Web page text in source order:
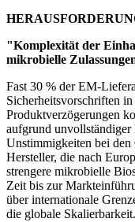
"Komplexität der
mikrobielle
Fast 30 % der EM-
Sicherheitsvorschriften
Produktverzögerungen
aufgrund
Unstimmigkeiten bei den
Hersteller, die nach
strengere mikrobielle
Zeit bis zur
über internationale
die globale Skalierbarkeit.